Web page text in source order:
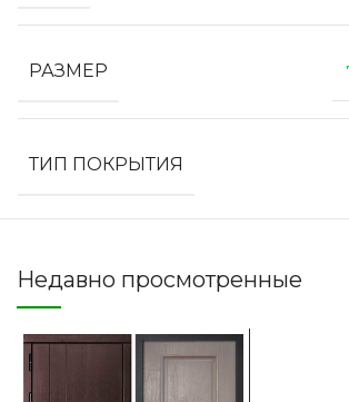
РАЗМЕР
ТИП ПОКРЫТИЯ
Недавно просмотренные